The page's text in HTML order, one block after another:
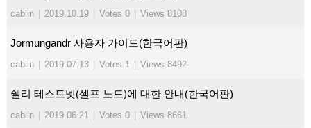
cablin 2019.10.19 Votes 0 Views 8108
Jormungandr 사용자 가이드(한국어판)
cablin 2019.07.13 Votes 1 Views 8492
쉘리 테스트넷(셀프 노드)에 대한 안내(한국어판)
cablin 2019.06.21 Votes 0 Views 8661